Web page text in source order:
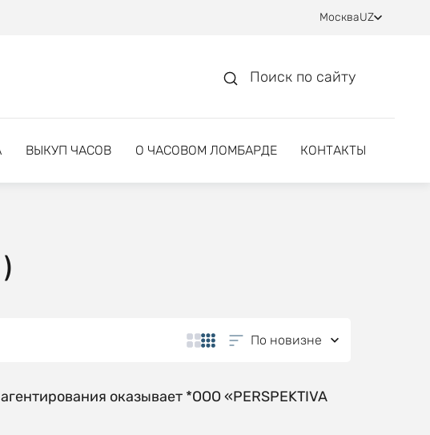
МоскваUZ
Поиск по сайту
ВЫКУП ЧАСОВ О ЧАСОВОМ ЛОМБАРДЕ КОНТАКТЫ
По новизне
оказывает *OOO «PERSPEKTIVA